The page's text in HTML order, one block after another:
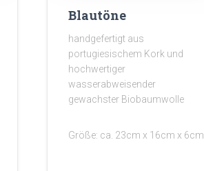
Blautöne
handgefertigt aus
portugiesischem Kork und
hochwertiger
wasserabweisender
gewachster Biobaumwolle
Größe: ca. 23cm x 16cm x 6cm